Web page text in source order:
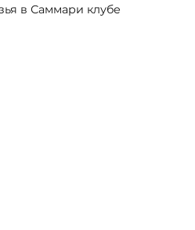
в Саммари клубе